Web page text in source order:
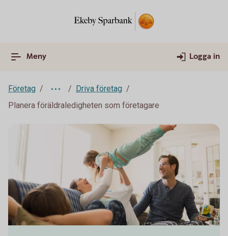
Meny Logga in
Företag
Driva företag
Planera föräldraledigheten som företagare